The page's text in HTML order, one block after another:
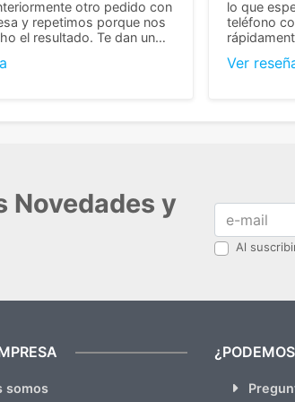
otro pedido con
y repetimos porque nos
el resultado. Te dan un
cuando se trata
lo que
teléfono
Ver
Novedades y
Al
somos